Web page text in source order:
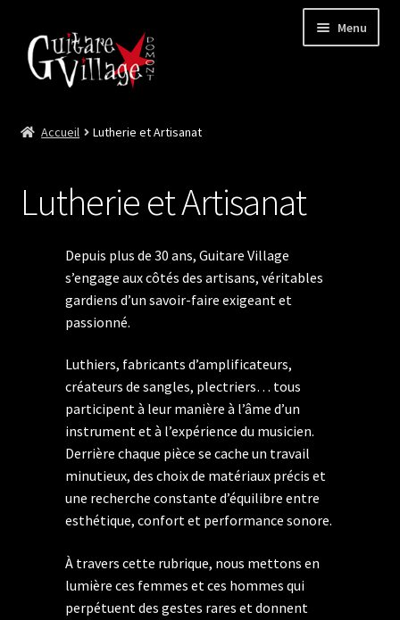
Menu
Lutherie et Artisanat
Good Deal !
Les Videos
Contact
Accueil Lutherie et Artisanat
Lutherie et Artisanat
Depuis plus de 30 ans, Guitare Village
s’engage aux côtés des artisans, véritables
gardiens d’un savoir-faire exigeant et
passionné.
Luthiers, fabricants d’amplificateurs,
créateurs de sangles, plectriers… tous
participent à leur manière à l’âme d’un
instrument et à l’expérience du musicien.
Derrière chaque pièce se cache un travail
minutieux, des choix de matériaux précis et
une recherche constante d’équilibre entre
esthétique, confort et performance sonore.
À travers cette rubrique, nous mettons en
lumière ces femmes et ces hommes qui
perpétuent des gestes rares et donnent